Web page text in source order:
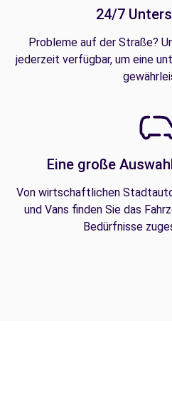
24/7
Probleme auf der Straße?
jederzeit verfügbar, um eine
Eine große
Von wirtschaftlichen
und Vans finden Sie das
Bedürfnisse